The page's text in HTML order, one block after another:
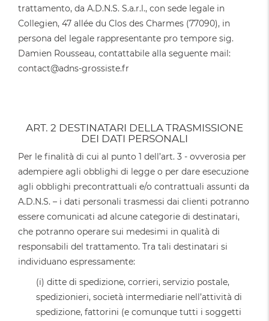
trattamento, da A.D.N.S. S.a.r.l., con sede legale in
Collegien, 47 allée du Clos des Charmes (77090), in
persona del legale rappresentante pro tempore sig.
Damien Rousseau, contattabile alla seguente mail:
contact@adns-grossiste.fr
ART. 2 DESTINATARI DELLA TRASMISSIONE
DEI DATI PERSONALI
Per le finalità di cui al punto 1 dell’art. 3 - ovverosia per
adempiere agli obblighi di legge o per dare esecuzione
agli obblighi precontrattuali e/o contrattuali assunti da
A.D.N.S. – i dati personali trasmessi dai clienti potranno
essere comunicati ad alcune categorie di destinatari,
che potranno operare sui medesimi in qualità di
responsabili del trattamento. Tra tali destinatari si
individuano espressamente:
(i) ditte di spedizione, corrieri, servizio postale,
spedizionieri, società intermediarie nell’attività di
spedizione, fattorini (e comunque tutti i soggetti